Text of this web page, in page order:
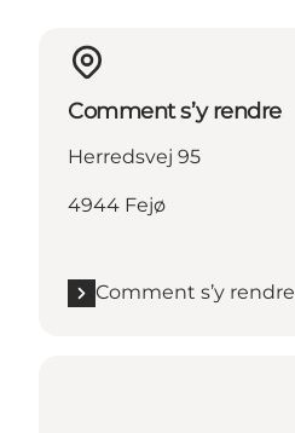
Comment s’y rendre
Herredsvej 95
4944 Fejø
Comment s’y rendre